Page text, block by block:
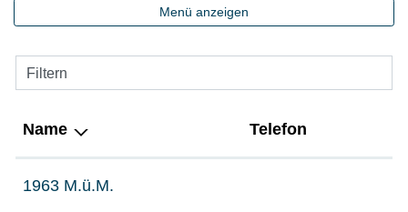
Menü anzeigen
Filtern
Name Telefon
1963 M.ü.M.